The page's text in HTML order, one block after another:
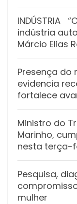
INDÚSTRIA
indústria
Márcio Elias
Presença do
evidencia
fortalece
Ministro do
Marinho,
nesta terça-
Pesquisa,
mulher